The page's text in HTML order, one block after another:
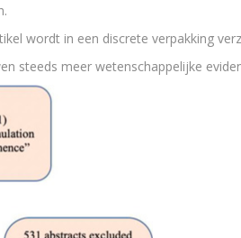
wordt in een discrete verpakking
steeds meer wetenschappelijke